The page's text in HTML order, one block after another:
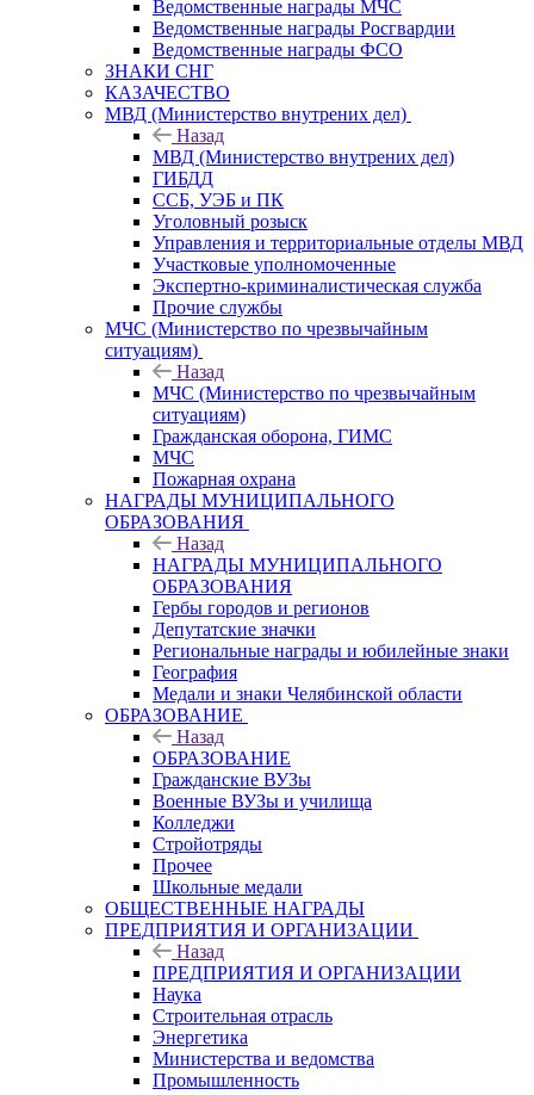
Ведомственные награды МЧС
Ведомственные награды Росгвардии
Ведомственные награды ФСО
ЗНАКИ СНГ
КАЗАЧЕСТВО
МВД (Министерство внутрених дел)
Назад
МВД (Министерство внутрених дел)
ГИБДД
ССБ, УЭБ и ПК
Уголовный розыск
Управления и территориальные отделы МВД
Участковые уполномоченные
Экспертно-криминалистическая служба
Прочие службы
МЧС (Министерство по чрезвычайным
ситуациям)
Назад
МЧС (Министерство по чрезвычайным
ситуациям)
Гражданская оборона, ГИМС
МЧС
Пожарная охрана
НАГРАДЫ МУНИЦИПАЛЬНОГО
ОБРАЗОВАНИЯ
Назад
НАГРАДЫ МУНИЦИПАЛЬНОГО
ОБРАЗОВАНИЯ
Гербы городов и регионов
Депутатские значки
Региональные награды и юбилейные знаки
География
Медали и знаки Челябинской области
ОБРАЗОВАНИЕ
Назад
ОБРАЗОВАНИЕ
Гражданские ВУЗы
Военные ВУЗы и училища
Колледжи
Стройотряды
Прочее
Школьные медали
ОБЩЕСТВЕННЫЕ НАГРАДЫ
ПРЕДПРИЯТИЯ И ОРГАНИЗАЦИИ
Назад
ПРЕДПРИЯТИЯ И ОРГАНИЗАЦИИ
Наука
Строительная отрасль
Энергетика
Министерства и ведомства
Промышленность